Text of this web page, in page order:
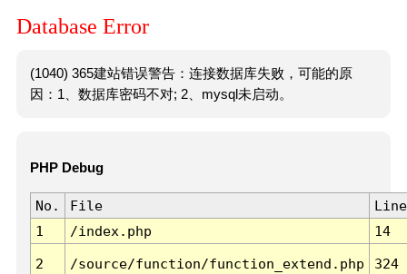
Database Error
(1040) 365建站错误警告：连接数据库失败，可能的原
因：1、数据库密码不对; 2、mysql未启动。
PHP Debug
No. File
Line
1
/index.php 14
2 /source/function/function_extend.php 324